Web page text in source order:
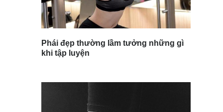
Phái đẹp thường lầm tưởng những gì
khi tập luyện